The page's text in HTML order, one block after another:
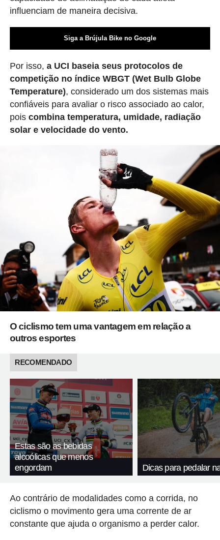
influenciam de maneira decisiva.
Siga a Brújula Bike no Google
Por isso, a UCI baseia seus protocolos de
competição no índice WBGT (Wet Bulb Globe
Temperature), considerado um dos sistemas mais
confiáveis para avaliar o risco associado ao calor,
pois combina temperatura, umidade, radiação
solar e velocidade do vento.
O ciclismo tem uma vantagem em relação a
outros esportes
RECOMENDADO
Estas são as bebidas
alcoólicas que menos
engordam
Dicas para pedalar
Ao contrário de modalidades como a corrida, no
ciclismo o movimento gera uma corrente de ar
constante que ajuda o organismo a perder calor.